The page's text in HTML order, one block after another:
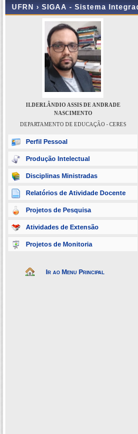
UFRN › SIGAA - Sistema
ILDERLÂNDIO ASSIS DE ANDRADE
NASCIMENTO
DEPARTAMENTO DE EDUCAÇÃO - CERES
Perfil Pessoal
Produção Intelectual
Disciplinas Ministradas
Relatórios de Atividade Docente
Projetos de Pesquisa
Atividades de Extensão
Projetos de Monitoria
Ir ao Menu Principal